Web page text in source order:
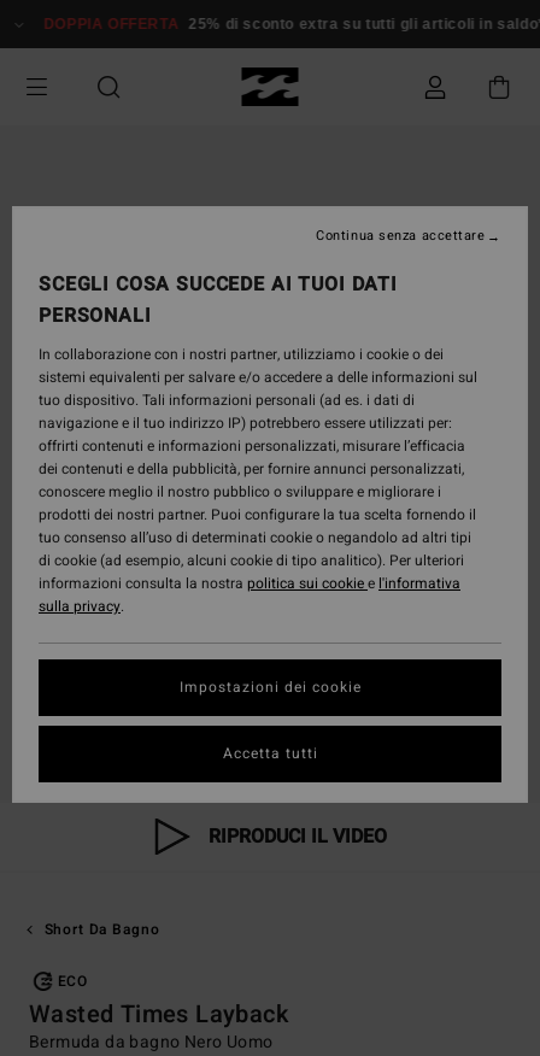
alle
prodotto
DOPPIA OFFERTA 25% di sconto extra su tutti gli articoli in saldo*
RIPRODUCI IL VIDEO
Short Da Bagno
ECO
Wasted Times Layback
Bermuda da bagno Nero Uomo
SCEGLI COSA SUCCEDE AI TUOI DATI
PERSONALI
In collaborazione con i nostri partner, utilizziamo i cookie o dei
sistemi equivalenti per salvare e/o accedere a delle informazioni sul
tuo dispositivo. Tali informazioni personali (ad es. i dati di
navigazione e il tuo indirizzo IP) potrebbero essere utilizzati per:
offrirti contenuti e informazioni personalizzati, misurare l’efficacia
dei contenuti e della pubblicità, per fornire annunci personalizzati,
conoscere meglio il nostro pubblico o sviluppare e migliorare i
prodotti dei nostri partner. Puoi configurare la tua scelta fornendo il
tuo consenso all’uso di determinati cookie o negandolo ad altri tipi
di cookie (ad esempio, alcuni cookie di tipo analitico). Per ulteriori
informazioni consulta la nostra politica sui cookiee l'informativa
sulla privacy.
Impostazioni dei cookie
Continua senza accettare
Accetta tutti